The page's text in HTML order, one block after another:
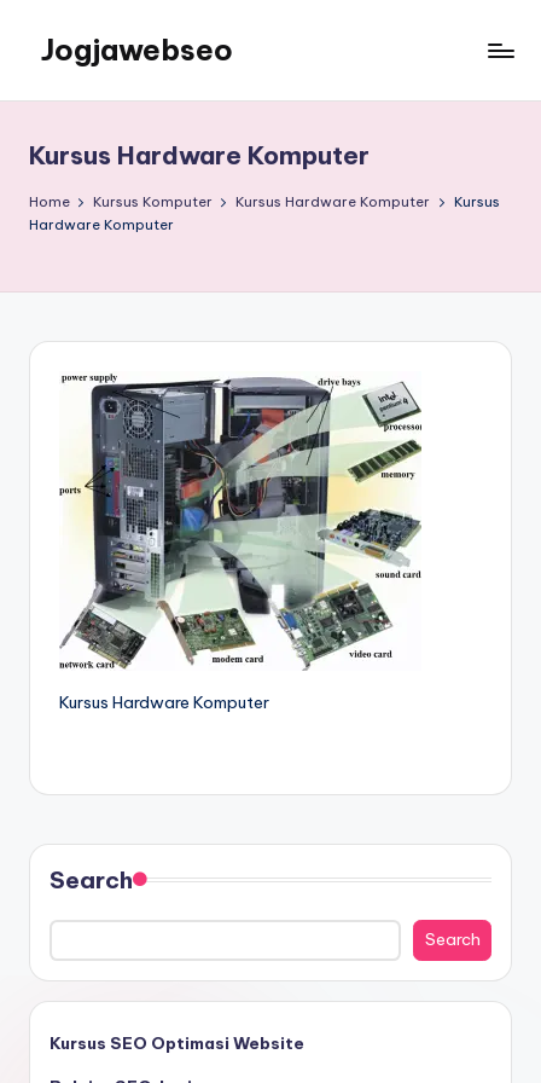
Jogjawebseo
Kursus Hardware Komputer
Home Kursus Komputer Kursus Hardware Komputer
Kursus
Hardware Komputer
Kursus Hardware Komputer
Search
Search
Kursus SEO Optimasi Website